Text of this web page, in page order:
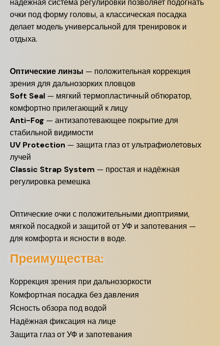
надёжная система регулировки позволяет подогнать
очки под форму головы, а классическая посадка
делает модель универсальной для тренировок и
отдыха.
Оптические линзы — положительная коррекция
зрения для дальнозорких пловцов
Soft Seal — мягкий термопластичный обтюратор,
комфортно прилегающий к лицу
Anti-Fog — антизапотевающее покрытие для
стабильной видимости
UV Protection — защита глаз от ультрафиолетовых
лучей
Classic Strap System — простая и надёжная
регулировка ремешка
Оптические очки с положительными диоптриями,
мягкой посадкой и защитой от УФ и запотевания —
для комфорта и ясности в воде.
Преимущества:
Коррекция зрения при дальнозоркости
Комфортная посадка без давления
Ясность обзора под водой
Надёжная фиксация на лице
Защита глаз от УФ и запотевания